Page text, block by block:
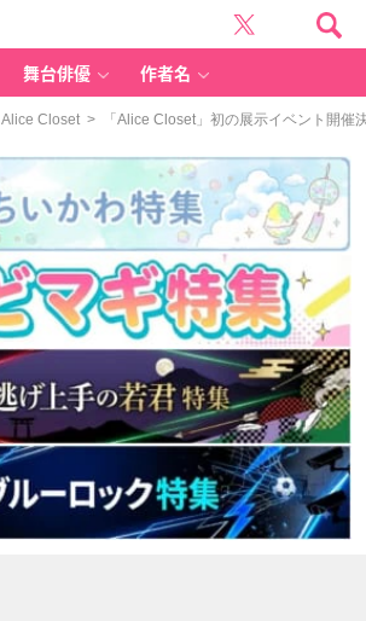
舞台俳優 作者名
Alice Closet > 「Alice Closet」初の展示イベント開催